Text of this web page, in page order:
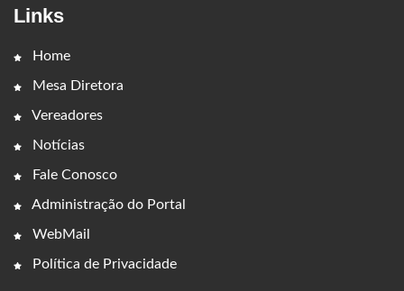
Links
Home
Mesa Diretora
Vereadores
Notícias
Fale Conosco
Administração do Portal
WebMail
Política de Privacidade